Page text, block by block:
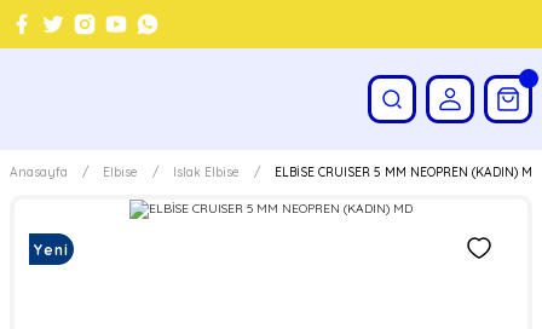
Anasayfa Elbise Islak Elbise ELBİSE CRUISER 5 MM NEOPREN (KADIN) MD
Yeni